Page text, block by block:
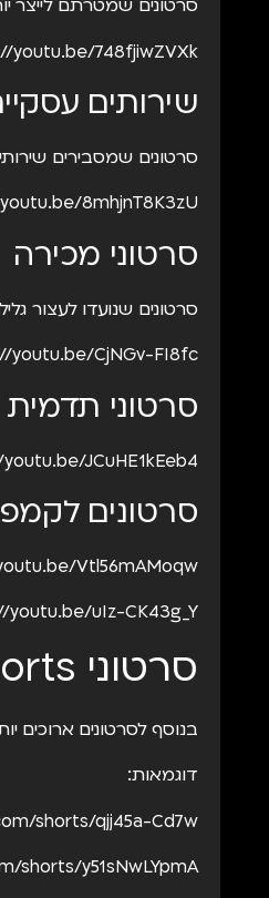
סרטונים שמטרתם לייצר
youtu.be/748fjiwZVXk
שירותים
סרטונים שמסבירים
8mhjnT8K3zU
סרטוני מכירה
סרטונים שנועדו לעצור
youtu.be/CjNGv-FI8fc
סרטוני תדמית
JCuHE1kEeb4
סרטונים
Vtl56mAMoqw
youtu.be/uIz-CK43g_Y
סרטוני Shorts לעסקים
בנוסף לסרטונים ארוכים
דוגמאות:
shorts/qjj45a-Cd7w
shorts/y51sNwLYpmA